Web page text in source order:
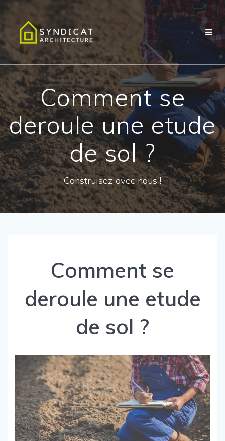
Comment se
deroule une etude
de sol ?
Construisez avec nous !
Comment se
deroule une etude
de sol ?